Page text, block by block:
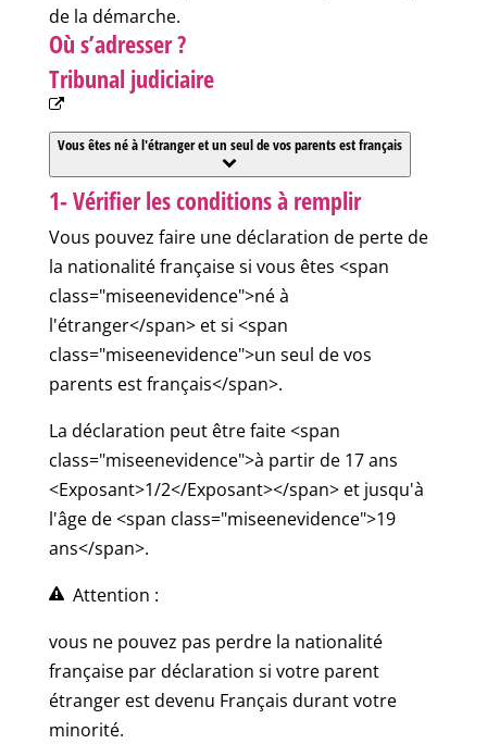
de la démarche.
Où s’adresser ?
Tribunal judiciaire
Vous êtes né à l'étranger et un seul de vos parents est français
1- Vérifier les conditions à remplir
Vous pouvez faire une déclaration de perte de
la nationalité française si vous êtes <span
class="miseenevidence">né à
l'étranger</span> et si <span
class="miseenevidence">un seul de vos
parents est français</span>.
La déclaration peut être faite <span
class="miseenevidence">à partir de 17 ans
<Exposant>1/2</Exposant></span> et jusqu'à
l'âge de <span class="miseenevidence">19
ans</span>.
Attention :
vous ne pouvez pas perdre la nationalité
française par déclaration si votre parent
étranger est devenu Français durant votre
minorité.